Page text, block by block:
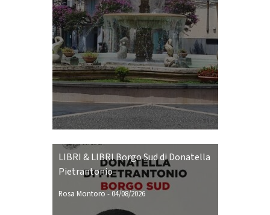
LIBRI & LIBRI Borgo Sud di Donatella
Pietrantonio
Rosa Montoro-04/08/2026